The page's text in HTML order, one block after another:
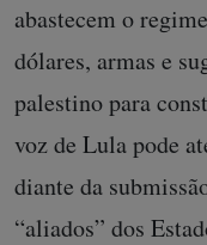
abastecem o
dólares, armas e
palestino para
voz de Lula pode
diante da
“aliados” dos